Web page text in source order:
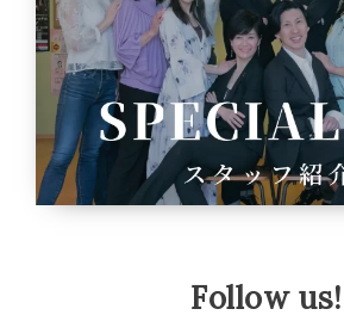
Follow us!